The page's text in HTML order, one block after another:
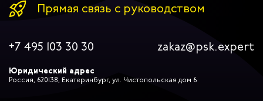
Прямая связь с руководством
+7 495 103 30 30 zakaz@psk.expert
Юридический адрес
Россия, 620138, Екатеринбург, ул. Чистопольская дом 6